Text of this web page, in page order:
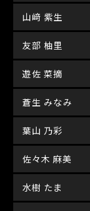
山﨑 紫生
友部 柚里
遊佐 菜摘
蒼生 みなみ
葉山 乃彩
佐々木 麻美
水樹 たま